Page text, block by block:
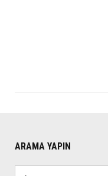
ARAMA YAPIN